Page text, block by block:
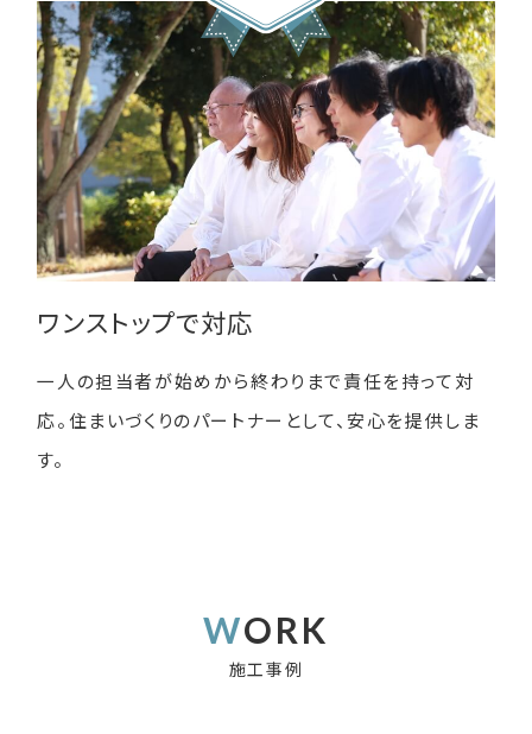
ワンストップで対応
一人の担当者が始めから終わりまで責任を持って対
応。住まいづくりのパートナーとして、安心を提供しま
す。
WORK
施工事例